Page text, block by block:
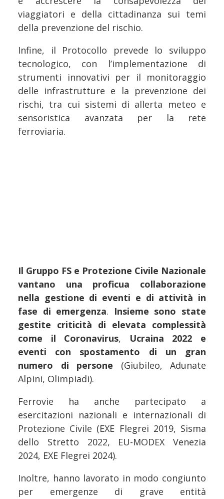
viaggiatori e della cittadinanza sui temi
della prevenzione del rischio.
Infine, il Protocollo prevede lo sviluppo
tecnologico, con l’implementazione di
strumenti innovativi per il monitoraggio
delle infrastrutture e la prevenzione dei
rischi, tra cui sistemi di allerta meteo e
sensoristica avanzata per la rete
ferroviaria.
Il Gruppo FS e Protezione Civile Nazionale
vantano una proficua collaborazione
nella gestione di eventi e di attività in
fase di emergenza. Insieme sono state
gestite criticità di elevata complessità
come il Coronavirus, Ucraina 2022 e
eventi con spostamento di un gran
numero di persone (Giubileo, Adunate
Alpini, Olimpiadi).
Ferrovie ha anche partecipato a
esercitazioni nazionali e internazionali di
Protezione Civile (EXE Flegrei 2019, Sisma
dello Stretto 2022, EU-MODEX Venezia
2024, EXE Flegrei 2024).
Inoltre, hanno lavorato in modo congiunto
per emergenze di grave entità